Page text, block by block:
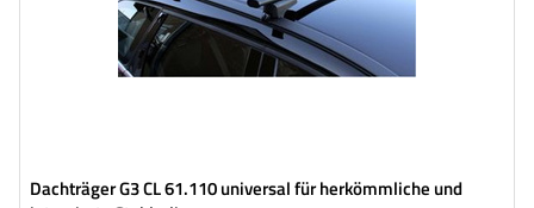
Dachträger G3 CL 61.110 universal für herkömmliche und